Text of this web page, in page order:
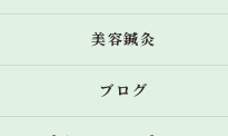
美容鍼灸
ブログ